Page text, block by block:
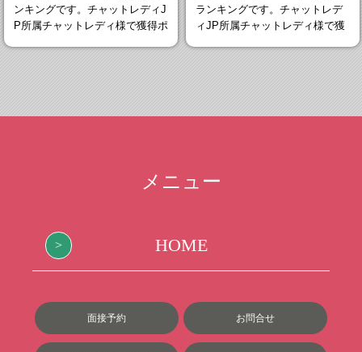
ンキングです。チャットレディJ
P所属チャットレディ様で獲得ポ
ランキングです。チャットレデ
ィJP所属チャットレディ様で獲
メニュー
HOME
面接予約 お問合せ